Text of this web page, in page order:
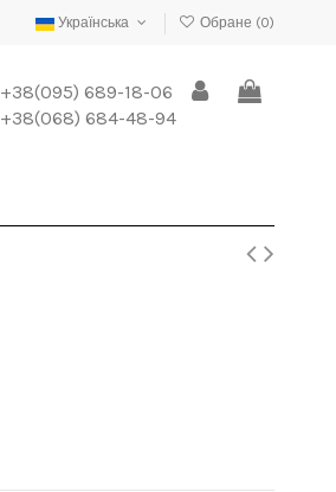
Українська Обране (0)
+38(095) 689-18-06
+38(068) 684-48-94